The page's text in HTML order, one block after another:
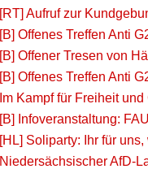
[RT] Aufruf zur
[B] Offenes Treffen Anti
[B] Offener Tresen von
[B] Offenes Treffen Anti
Im Kampf für Freiheit
[Β] Infoveranstaltung:
[HL] Soliparty: Ihr für uns,
Niedersächsischer AfD-